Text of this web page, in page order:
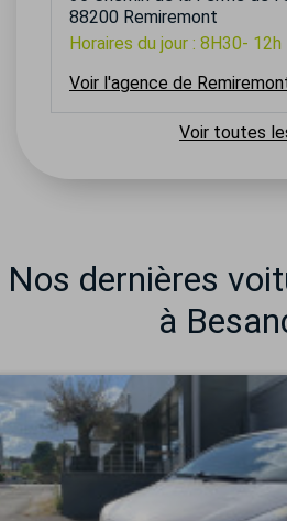
88200 Remiremont
Horaires du jour : 8H30-
Voir l'agence de
Voir toutes
Nos dernières
à